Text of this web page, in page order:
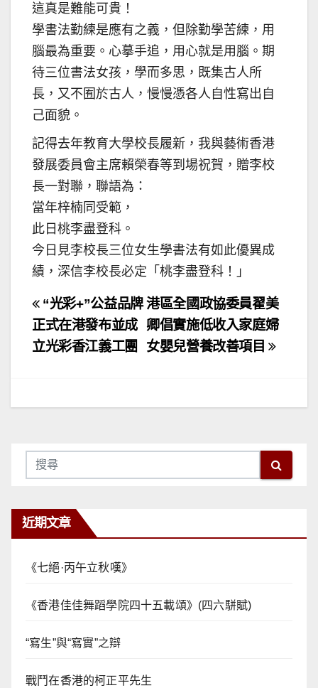
這真是難能可貴！
學書法勤練是應有之義，但除勤學苦練，用
腦最為重要。心摹手追，用心就是用腦。期
待三位書法女孩，學而多思，既集古人所
長，又不囿於古人，慢慢憑各人自性寫出自
己面貌。
記得去年教育大學校長履新，我與藝術香港
發展委員會主席賴榮春等到場祝賀，贈李校
長一對聯，聯語為：
當年梓楠同受範，
此日桃李盡登科。
今日見李校長三位女生學書法有如此優異成
績，深信李校長必定「桃李盡登科！」
文
章
導
港區全國政協委員翟美
卿倡實施低收入家庭婦
女嬰兒營養改善項目
“光彩+”公益品牌
正式在港發布並成
立光彩香江義工團
近期文章
《七絕·丙午立秋嘆》
《香港佳佳舞蹈學院四十五載頌》(四六駢賦)
“寫生”與“寫實”之辯
戰鬥在香港的柯正平先生